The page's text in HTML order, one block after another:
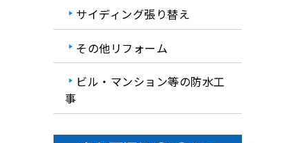
サイディング張り替え
その他リフォーム
ビル・マンション等の防水工
事